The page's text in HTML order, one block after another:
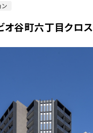
ン
オ谷町六丁目クロス